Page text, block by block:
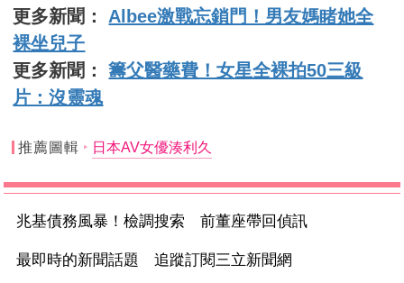
更多新聞： Albee激戰忘鎖門！男友媽睹她全
裸坐兒子
更多新聞：籌父醫藥費！女星全裸拍50三級
片：沒靈魂
推薦圖輯 日本AV女優湊利久
兆基債務風暴！檢調搜索 前董座帶回偵訊
最即時的新聞話題 追蹤訂閱三立新聞網